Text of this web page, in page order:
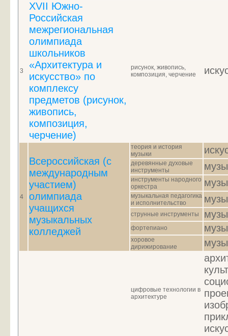
3
XVII Южно-
Российская
межрегиональная
олимпиада
школьников
«Архитектура и
искусство» по
комплексу
предметов (рисунок,
живопись,
композиция,
черчение)
рисунок, живопись,
композиция, черчение
4
Всероссийская (с
международным
участием)
олимпиада
учащихся
музыкальных
колледжей
теория и история
музыки
деревянные духовые
инструменты
инструменты народного
оркестра
музыкальная педагогика
и исполнительство
струнные инструменты
фортепиано
хоровое
дирижирование
цифровые технологии в
архитектуре